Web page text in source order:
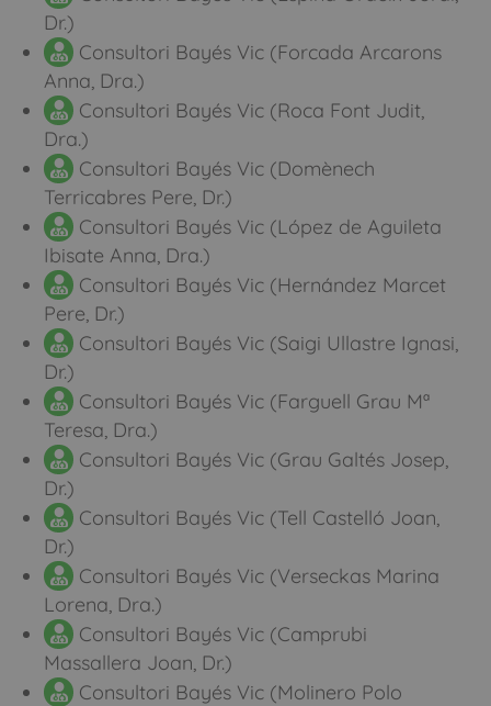
Dr.)
Consultori Bayés Vic (Forcada Arcarons
Anna, Dra.)
Consultori Bayés Vic (Roca Font Judit,
Dra.)
Consultori Bayés Vic (Domènech
Terricabres Pere, Dr.)
Consultori Bayés Vic (López de Aguileta
Ibisate Anna, Dra.)
Consultori Bayés Vic (Hernández Marcet
Pere, Dr.)
Consultori Bayés Vic (Saigi Ullastre Ignasi,
Dr.)
Consultori Bayés Vic (Farguell Grau Mª
Teresa, Dra.)
Consultori Bayés Vic (Grau Galtés Josep,
Dr.)
Consultori Bayés Vic (Tell Castelló Joan,
Dr.)
Consultori Bayés Vic (Verseckas Marina
Lorena, Dra.)
Consultori Bayés Vic (Camprubi
Massallera Joan, Dr.)
Consultori Bayés Vic (Molinero Polo